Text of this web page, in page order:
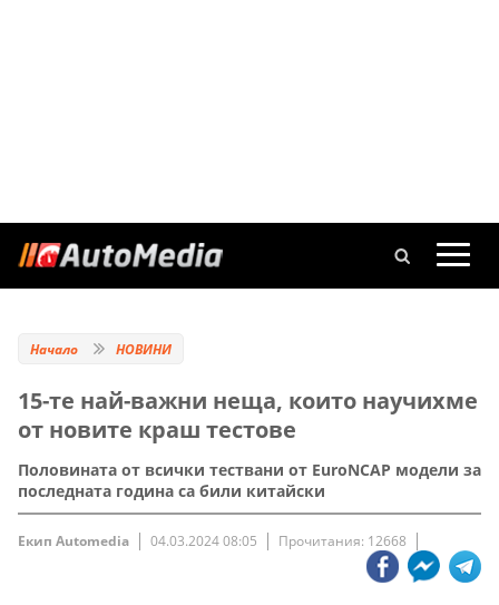
Начало НОВИНИ
15-те най-важни неща, които научихме
от новите краш тестове
Половината от всички тествани от EuroNCAP модели за
последната година са били китайски
Екип Automedia 04.03.2024 08:05 Прочитания: 12668